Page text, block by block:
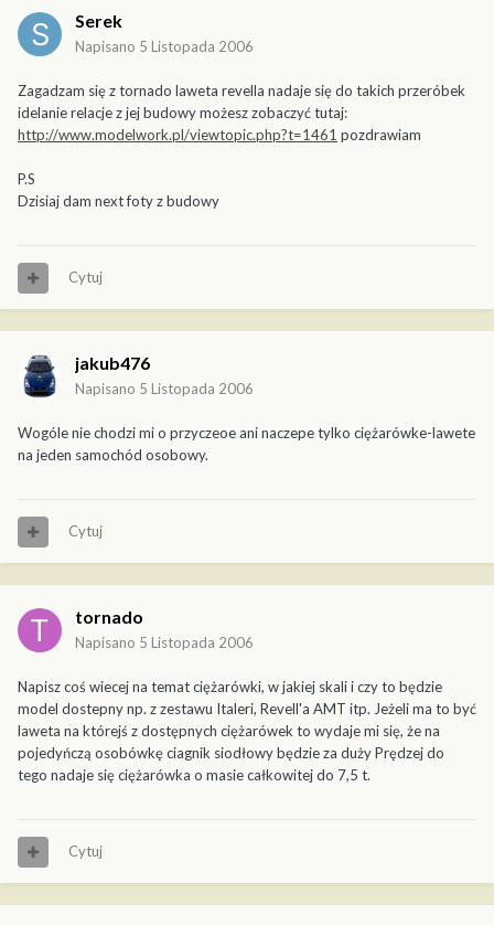
Serek
Napisano 5 Listopada 2006
Zagadzam się z tornado laweta revella nadaje się do takich przeróbek
idelanie relacje z jej budowy możesz zobaczyć tutaj:
http://www.modelwork.pl/viewtopic.php?t=1461 pozdrawiam
P.S
Dzisiaj dam next foty z budowy
Cytuj
jakub476
Napisano 5 Listopada 2006
Wogóle nie chodzi mi o przyczeoe ani naczepe tylko ciężarówke-lawete
na jeden samochód osobowy.
Cytuj
tornado
Napisano 5 Listopada 2006
Napisz coś wiecej na temat ciężarówki, w jakiej skali i czy to będzie
model dostepny np. z zestawu Italeri, Revell'a AMT itp. Jeżeli ma to być
laweta na którejś z dostępnych ciężarówek to wydaje mi się, że na
pojedyńczą osobówkę ciagnik siodłowy będzie za duży Prędzej do
tego nadaje się ciężarówka o masie całkowitej do 7,5 t.
Cytuj